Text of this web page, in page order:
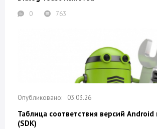
0 763
03.03.26
Таблица соответствия версий Android
(SDK)